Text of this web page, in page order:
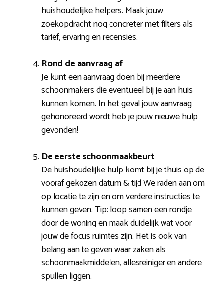
huishoudelijke helpers. Maak jouw
zoekopdracht nog concreter met filters als
tarief, ervaring en recensies.
Rond de aanvraag af
Je kunt een aanvraag doen bij meerdere
schoonmakers die eventueel bij je aan huis
kunnen komen. In het geval jouw aanvraag
gehonoreerd wordt heb je jouw nieuwe hulp
gevonden!
De eerste schoonmaakbeurt
De huishoudelijke hulp komt bij je thuis op de
vooraf gekozen datum & tijd We raden aan om
op locatie te zijn en om verdere instructies te
kunnen geven. Tip: loop samen een rondje
door de woning en maak duidelijk wat voor
jouw de focus ruimtes zijn. Het is ook van
belang aan te geven waar zaken als
schoonmaakmiddelen, allesreiniger en andere
spullen liggen.